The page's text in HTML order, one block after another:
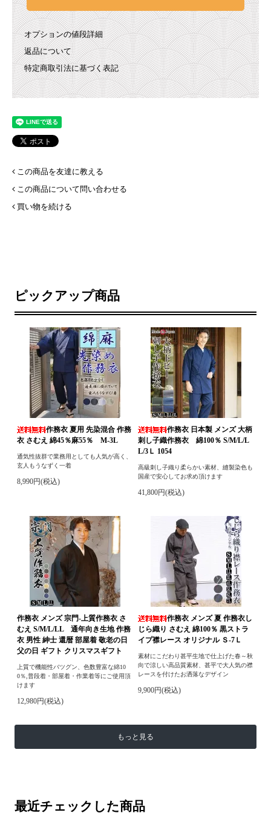
オプションの値段詳細
返品について
特定商取引法に基づく表記
この商品を友達に教える
この商品について問い合わせる
買い物を続ける
ピックアップ商品
作務衣 夏用 先染混合 作務
衣 さむえ 綿45％麻55％ M-3L
通気性抜群で業務用としても人気が高く、
玄人もうなずく一着
8,990円(税込)
作務衣 日本製 メンズ 大柄
刺し子織作務衣 綿100％ S/M/L/L
L/3Ｌ 1054
高級刺し子織り柔らかい素材、縫製染色も
国産で安心してお求め頂けます
41,800円(税込)
作務衣 メンズ 宗門-上質作務衣 さ
むえ S/M/L/LL 通年向き生地 作務
衣 男性 紳士 還暦 部屋着 敬老の日
父の日 ギフト クリスマスギフト
上質で機能性バツグン、色数豊富な綿10
0％,普段着・部屋着・作業着等にご使用頂
けます
12,980円(税込)
作務衣 メンズ 夏 作務衣し
じら織り さむえ 綿100％ 黒ストラ
イプ襟レース オリジナル Ｓ-7Ｌ
素材にこだわり甚平生地で仕上げた春～秋
向で涼しい高品質素材、甚平で大人気の襟
レースを付けたお洒落なデザイン
9,900円(税込)
もっと見る
最近チェックした商品